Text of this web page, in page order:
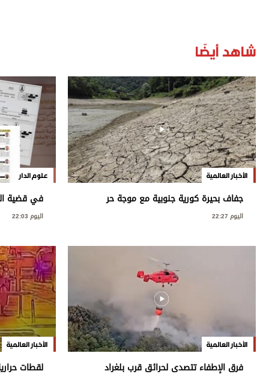
شاهد أيضًا
الأخبار العالمية
جفاف بحيرة كورية جنوبية مع موجة حر
قياسية
اليوم 22:27
علوم الدار
في قضية
العامة:
بسيادة الدولة
اليوم 22:03
الأخبار العالمية
فرق الإطفاء تتصدى لحرائق قرب بلغراد
الأخبار العالمية
لقطات